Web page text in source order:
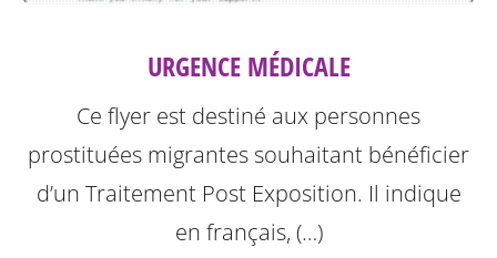
URGENCE MÉDICALE
Ce flyer est destiné aux personnes
prostituées migrantes souhaitant bénéficier
d’un Traitement Post Exposition. Il indique
en français, (…)